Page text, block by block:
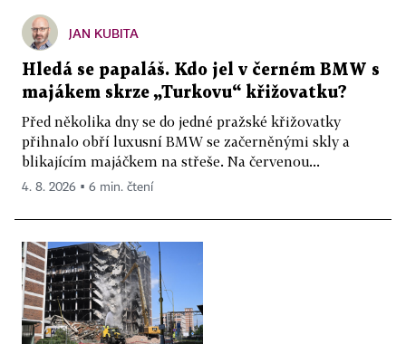
JAN KUBITA
Hledá se papaláš. Kdo jel v černém BMW s
majákem skrze „Turkovu“ křižovatku?
Před několika dny se do jedné pražské křižovatky
přihnalo obří luxusní BMW se začerněnými skly a
blikajícím majáčkem na střeše. Na červenou...
4. 8. 2026 ▪ 6 min. čtení